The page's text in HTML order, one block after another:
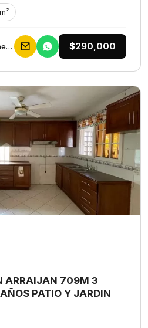
Galceb Group Bienes Raices $290,000
ARRAIJAN 709M 3
PATIO Y JARDIN